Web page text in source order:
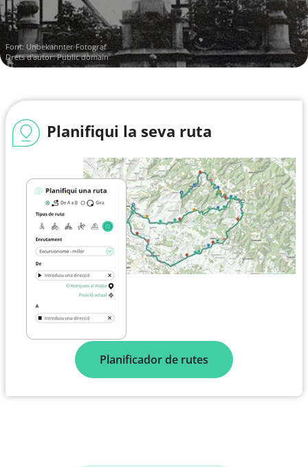
Font: Unbekannter Fotograf
Drets d'autor: Public domain
Planifiqui la seva ruta
Planificador de rutes